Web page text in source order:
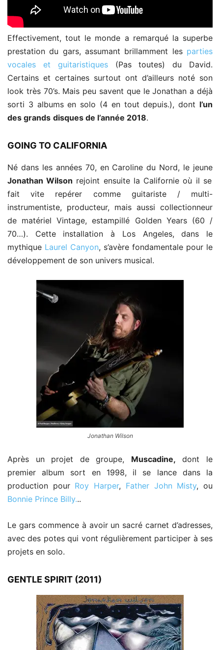
Effectivement, tout le monde a remarqué la superbe
prestation du gars, assumant brillamment les parties
vocales et guitaristiques(Pas toutes) du David.
Certains et certaines surtout ont d’ailleurs noté son
look très 70’s. Mais peu savent que le Jonathan a déjà
sorti 3 albums en solo (4 en tout depuis.), dont l’un
des grands disques de l’année 2018.
GOING TO CALIFORNIA
Né dans les années 70, en Caroline du Nord, le jeune
Jonathan Wilson rejoint ensuite la Californie où il se
fait vite repérer comme guitariste / multi-
instrumentiste, producteur, mais aussi collectionneur
de matériel Vintage, estampillé Golden Years (60 /
70…). Cette installation à Los Angeles, dans le
mythique Laurel Canyon, s’avère fondamentale pour le
développement de son univers musical.
Jonathan Wilson
Après un projet de groupe, Muscadine, dont le
premier album sort en 1998, il se lance dans la
production pour Roy Harper, Father John Misty, ou
Bonnie Prince Billy...
Le gars commence à avoir un sacré carnet d’adresses,
avec des potes qui vont régulièrement participer à ses
projets en solo.
GENTLE SPIRIT (2011)